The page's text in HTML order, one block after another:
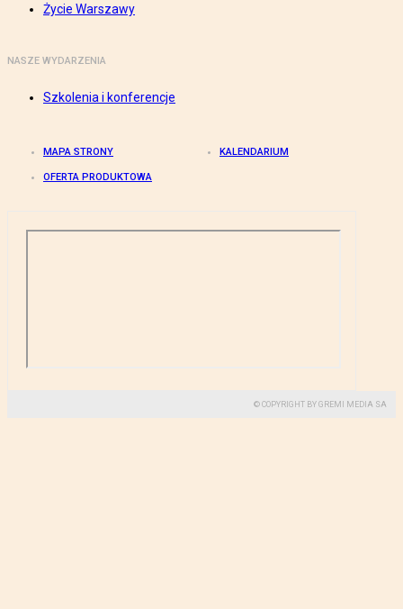
Życie Warszawy
NASZE WYDARZENIA
Szkolenia i konferencje
MAPA STRONY KALENDARIUM
OFERTA PRODUKTOWA
© COPYRIGHT BY GREMI MEDIA SA